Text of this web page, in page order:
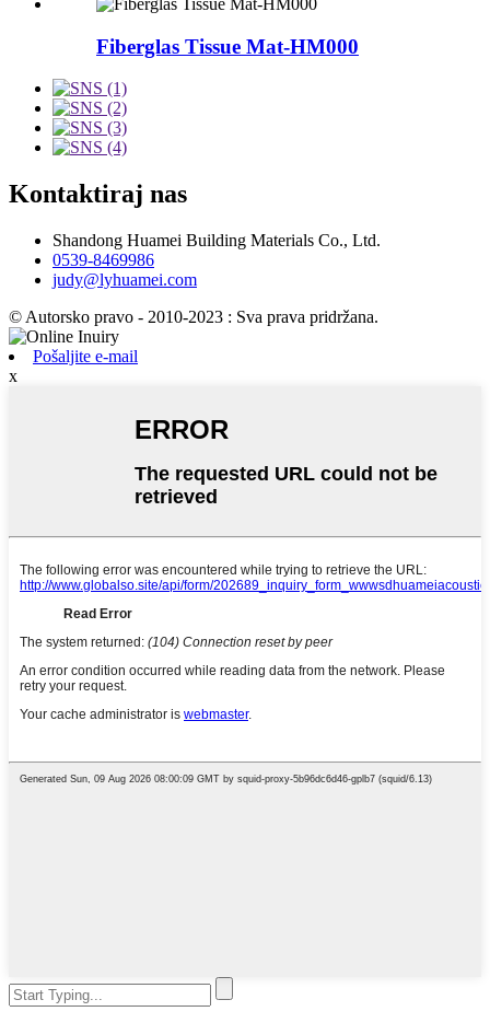
Fiberglas Tissue Mat-HM000
Kontaktiraj nas
Shandong Huamei Building Materials Co., Ltd.
0539-8469986
judy@lyhuamei.com
© Autorsko pravo - 2010-2023 : Sva prava pridržana.
Pošaljite e-mail
x